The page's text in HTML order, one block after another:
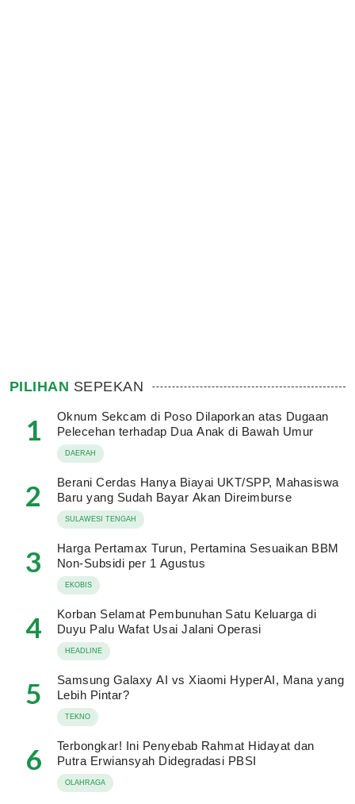
PILIHAN SEPEKAN
1
Oknum Sekcam di Poso Dilaporkan atas Dugaan
Pelecehan terhadap Dua Anak di Bawah Umur
DAERAH
2
Berani Cerdas Hanya Biayai UKT/SPP, Mahasiswa
Baru yang Sudah Bayar Akan Direimburse
SULAWESI TENGAH
3
Harga Pertamax Turun, Pertamina Sesuaikan BBM
Non-Subsidi per 1 Agustus
EKOBIS
4
Korban Selamat Pembunuhan Satu Keluarga di
Duyu Palu Wafat Usai Jalani Operasi
HEADLINE
5
Samsung Galaxy AI vs Xiaomi HyperAI, Mana yang
Lebih Pintar?
TEKNO
6
Terbongkar! Ini Penyebab Rahmat Hidayat dan
Putra Erwiansyah Didegradasi PBSI
OLAHRAGA